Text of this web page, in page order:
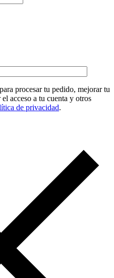
procesar tu pedido, mejorar tu
acceso a tu cuenta y otros
de privacidad.